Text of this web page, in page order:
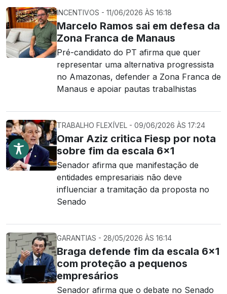
INCENTIVOS - 11/06/2026 ÀS 16:18
Marcelo Ramos sai em defesa da
Zona Franca de Manaus
Pré-candidato do PT afirma que quer
representar uma alternativa progressista
no Amazonas, defender a Zona Franca de
Manaus e apoiar pautas trabalhistas
TRABALHO FLEXÍVEL - 09/06/2026 ÀS 17:24
Omar Aziz critica Fiesp por nota
sobre fim da escala 6×1
Senador afirma que manifestação de
entidades empresariais não deve
influenciar a tramitação da proposta no
Senado
GARANTIAS - 28/05/2026 ÀS 16:14
Braga defende fim da escala 6×1
com proteção a pequenos
empresários
Senador afirma que o debate no Senado